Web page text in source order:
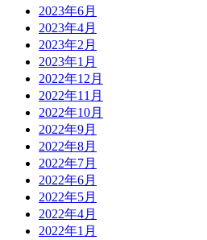
2023年6月
2023年4月
2023年2月
2023年1月
2022年12月
2022年11月
2022年10月
2022年9月
2022年8月
2022年7月
2022年6月
2022年5月
2022年4月
2022年1月